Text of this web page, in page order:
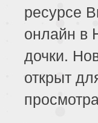
ресурсе
онлайн в
дочки.
открыт